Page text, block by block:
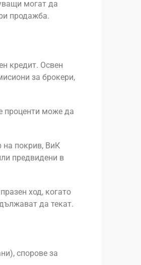
могат да
продажба.
кредит. Освен
за брокери,
проценти може да
на покрив, ВиК
предвидени в
ход, когато
да текат.
спорове за